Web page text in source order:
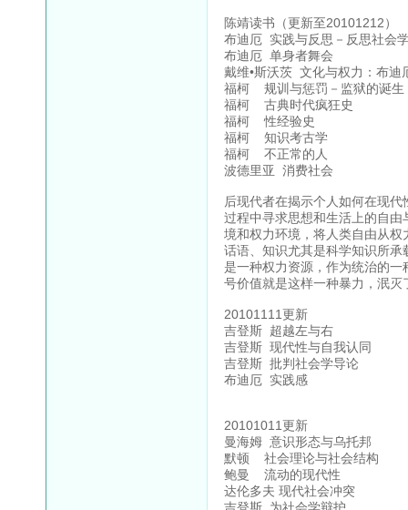
陈靖读书（更新至20101212）
布迪厄 实践与反思－反思社会
布迪厄 单身者舞会
戴维•斯沃茨 文化与权力：布迪
福柯 规训与惩罚－监狱的诞生
福柯 古典时代疯狂史
福柯 性经验史
福柯 知识考古学
福柯 不正常的人
波德里亚 消费社会
后现代者在揭示个人如何在现
过程中寻求思想和生活上的自
境和权力环境，将人类自由从
话语、知识尤其是科学知识所
是一种权力资源，作为统治的
号价值就是这样一种暴力，泯
20101111更新
吉登斯 超越左与右
吉登斯 现代性与自我认同
吉登斯 批判社会学导论
布迪厄 实践感
20101011更新
曼海姆 意识形态与乌托邦
默顿 社会理论与社会结构
鲍曼 流动的现代性
达伦多夫 现代社会冲突